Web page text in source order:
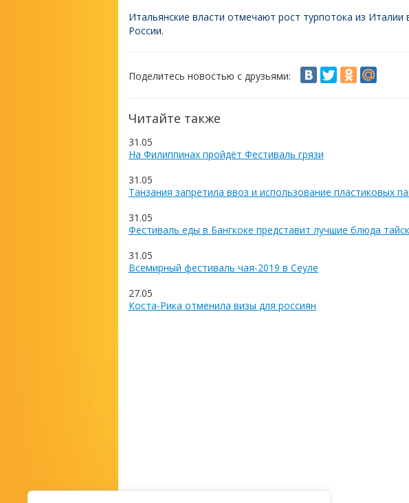
Итальянские власти отмечают рост турпотока из
России.
Поделитесь новостью с друзьями:
Читайте также
31.05
На Филиппинах пройдёт Фестиваль грязи
31.05
Танзания запретила ввоз и использование пластиковых
31.05
Фестиваль еды в Бангкоке представит лучшие блюда
31.05
Всемирный фестиваль чая-2019 в Сеуле
27.05
Коста-Рика отменила визы для россиян